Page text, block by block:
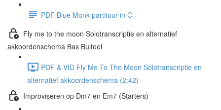
PDF Blue Monk partituur in C
Fly me to the moon Solotranscriptie en alternatief
akkoordenschema Bas Bulteel
PDF & VID Fly Me To The Moon Solotranscriptie en
alternatief akkoordenschema (2:42)
Improviseren op Dm7 en Em7 (Starters)